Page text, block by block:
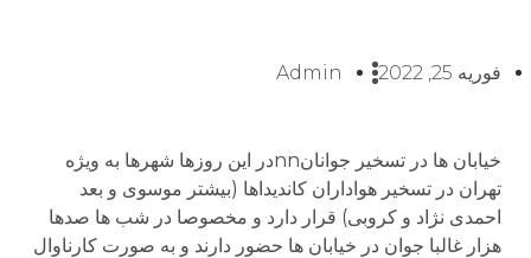
فوریه 25, 2022 Admin
خیابان ها در تسخیر جوانانnnدر این روزها شهرها به ویژه
تهران در تسخیر هواداران کاندیداها (بیشتر موسوی و بعد
احمدی نژاد و کروبی) قرار دارد و مخصوصا در شب ها صدها
هزار غالبا جوان در خیابان ها حضور دارند و به صورت کارناوال